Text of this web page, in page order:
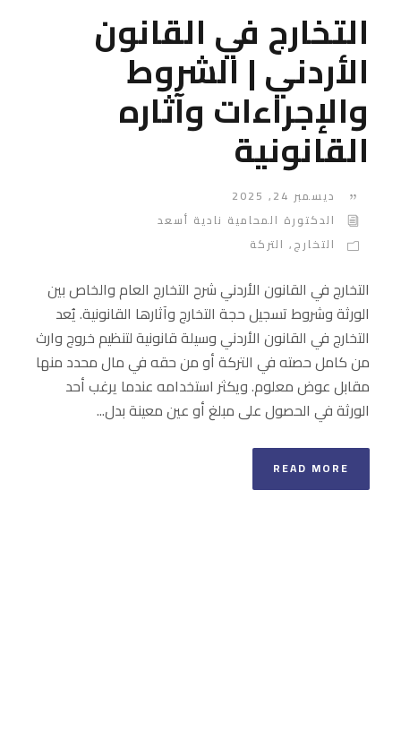
التخارج في القانون
الأردني | الشروط
والإجراءات وآثاره
القانونية
ديسمبر 24, 2025
الدكتورة المحامية نادية أسعد
التخارج, التركة
التخارج في القانون الأردني شرح التخارج العام والخاص بين
الورثة وشروط تسجيل حجة التخارج وآثارها القانونية. يُعد
التخارج في القانون الأردني وسيلة قانونية لتنظيم خروج وارث
من كامل حصته في التركة أو من حقه في مال محدد منها
مقابل عوض معلوم. ويكثر استخدامه عندما يرغب أحد
الورثة في الحصول على مبلغ أو عين معينة بدل...
READ MORE